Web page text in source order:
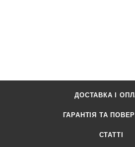
ДОСТАВКА І
ГАРАНТІЯ ТА
СТАТТІ